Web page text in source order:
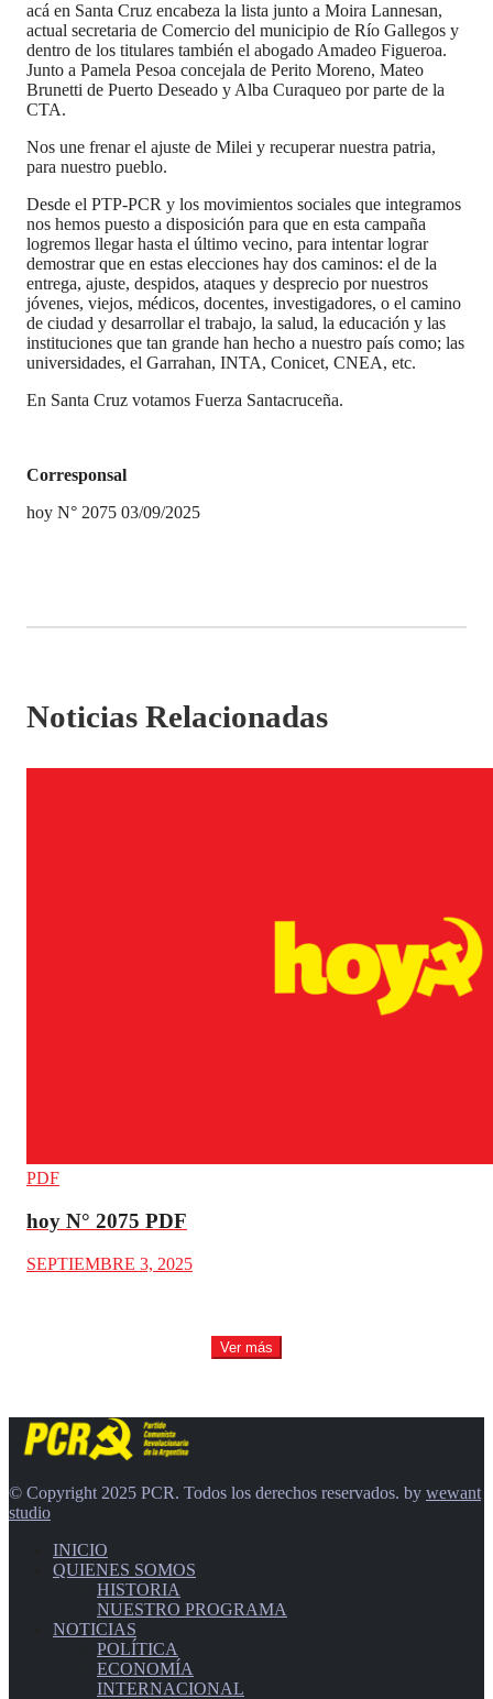
acá en Santa Cruz encabeza la lista junto a Moira Lannesan,
actual secretaria de Comercio del municipio de Río Gallegos y
dentro de los titulares también el abogado Amadeo Figueroa.
Junto a Pamela Pesoa concejala de Perito Moreno, Mateo
Brunetti de Puerto Deseado y Alba Curaqueo por parte de la
CTA.
Nos une frenar el ajuste de Milei y recuperar nuestra patria,
para nuestro pueblo.
Desde el PTP-PCR y los movimientos sociales que integramos
nos hemos puesto a disposición para que en esta campaña
logremos llegar hasta el último vecino, para intentar lograr
demostrar que en estas elecciones hay dos caminos: el de la
entrega, ajuste, despidos, ataques y desprecio por nuestros
jóvenes, viejos, médicos, docentes, investigadores, o el camino
de ciudad y desarrollar el trabajo, la salud, la educación y las
instituciones que tan grande han hecho a nuestro país como; las
universidades, el Garrahan, INTA, Conicet, CNEA, etc.
En Santa Cruz votamos Fuerza Santacruceña.
Corresponsal
hoy N° 2075 03/09/2025
Noticias Relacionadas
PDF
hoy N° 2075 PDF
SEPTIEMBRE 3, 2025
Ver más
© Copyright 2025 PCR. Todos los derechos reservados. by wewant
studio
INICIO
QUIENES SOMOS
HISTORIA
NUESTRO PROGRAMA
NOTICIAS
POLÍTICA
ECONOMÍA
INTERNACIONAL